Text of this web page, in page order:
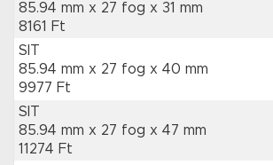
85.94 mm x 27 fog x 31 mm
8161 Ft
SIT
85.94 mm x 27 fog x 40 mm
9977 Ft
SIT
85.94 mm x 27 fog x 47 mm
11274 Ft